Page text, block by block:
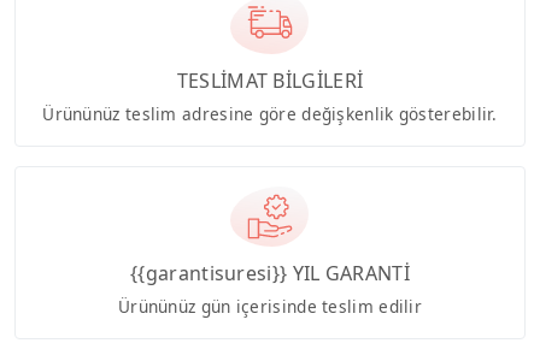
TESLİMAT BİLGİLERİ
Ürününüz teslim adresine göre değişkenlik gösterebilir.
{{garantisuresi}} YIL GARANTİ
Ürününüz gün içerisinde teslim edilir